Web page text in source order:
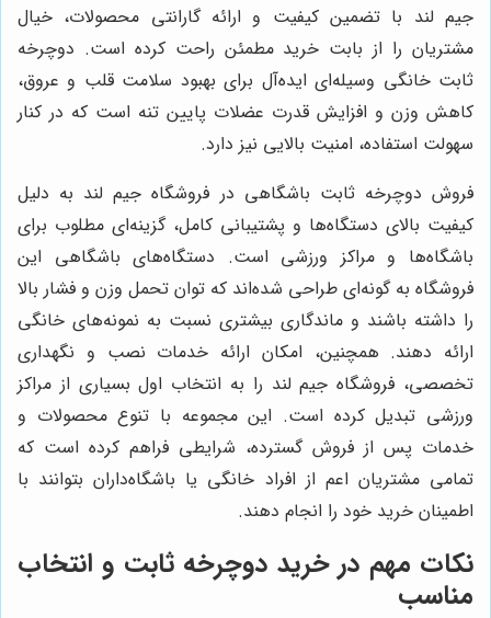
جیم لند با تضمین کیفیت و ارائه گارانتی محصولات، خیال
مشتریان را از بابت خرید مطمئن راحت کرده است. دوچرخه
ثابت خانگی وسیله‌ای ایده‌آل برای بهبود سلامت قلب و عروق،
کاهش وزن و افزایش قدرت عضلات پایین تنه است که در کنار
سهولت استفاده، امنیت بالایی نیز دارد.
فروش دوچرخه ثابت باشگاهی در فروشگاه جیم لند به دلیل
کیفیت بالای دستگاه‌ها و پشتیبانی کامل، گزینه‌ای مطلوب برای
باشگاه‌ها و مراکز ورزشی است. دستگاه‌های باشگاهی این
فروشگاه به گونه‌ای طراحی شده‌اند که توان تحمل وزن و فشار بالا
را داشته باشند و ماندگاری بیشتری نسبت به نمونه‌های خانگی
ارائه دهند. همچنین، امکان ارائه خدمات نصب و نگهداری
تخصصی، فروشگاه جیم لند را به انتخاب اول بسیاری از مراکز
ورزشی تبدیل کرده است. این مجموعه با تنوع محصولات و
خدمات پس از فروش گسترده، شرایطی فراهم کرده است که
تمامی مشتریان اعم از افراد خانگی یا باشگاه‌داران بتوانند با
اطمینان خرید خود را انجام دهند.
نکات مهم در خرید دوچرخه ثابت و انتخاب
مناسب